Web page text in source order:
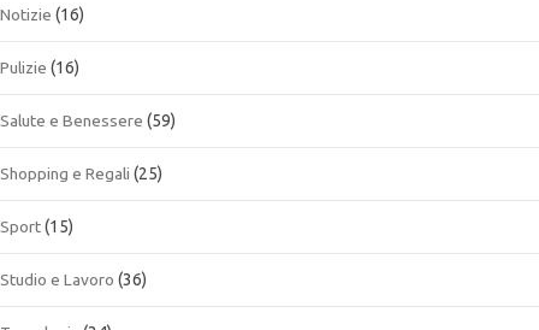
Notizie (16)
Pulizie (16)
Salute e Benessere (59)
Shopping e Regali (25)
Sport(15)
Studio e Lavoro (36)